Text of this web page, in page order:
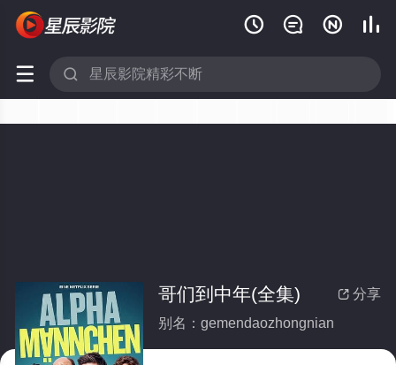
   
 
 分享
哥们到中年(全集)
别名：gemendaozhongnian